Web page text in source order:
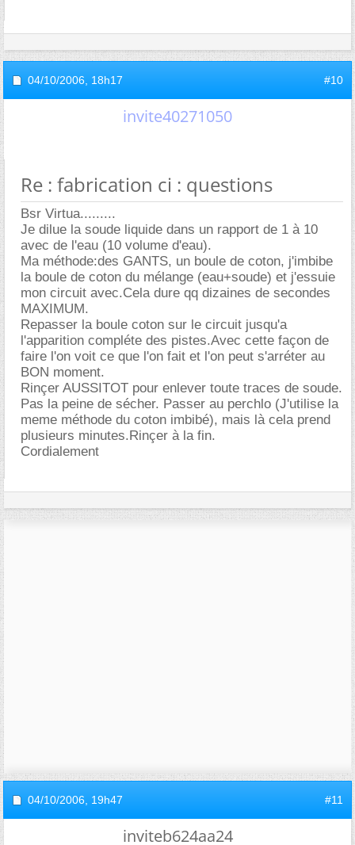
04/10/2006, 18h17 #10
invite40271050
Re : fabrication ci : questions
Bsr Virtua.........
Je dilue la soude liquide dans un rapport de 1 à 10
avec de l'eau (10 volume d'eau).
Ma méthode:des GANTS, un boule de coton, j'imbibe
la boule de coton du mélange (eau+soude) et j'essuie
mon circuit avec.Cela dure qq dizaines de secondes
MAXIMUM.
Repasser la boule coton sur le circuit jusqu'a
l'apparition compléte des pistes.Avec cette façon de
faire l'on voit ce que l'on fait et l'on peut s'arréter au
BON moment.
Rinçer AUSSITOT pour enlever toute traces de soude.
Pas la peine de sécher. Passer au perchlo (J'utilise la
meme méthode du coton imbibé), mais là cela prend
plusieurs minutes.Rinçer à la fin.
Cordialement
04/10/2006, 19h47 #11
inviteb624aa24